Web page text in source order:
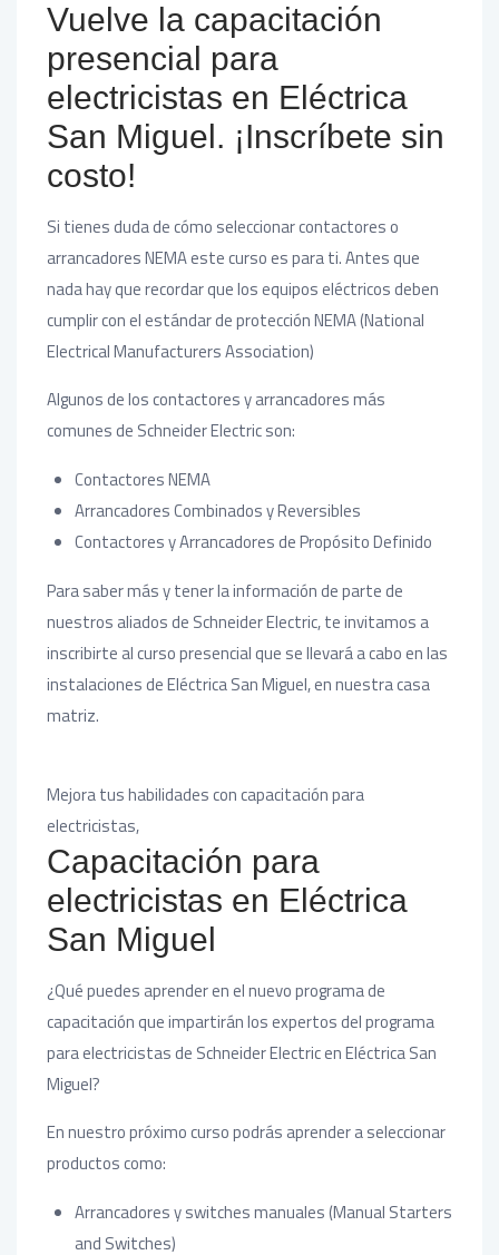
Vuelve la capacitación
presencial para
electricistas en Eléctrica
San Miguel. ¡Inscríbete sin
costo!
Si tienes duda de cómo seleccionar contactores o
arrancadores NEMA este curso es para ti. Antes que
nada hay que recordar que los equipos eléctricos deben
cumplir con el estándar de protección NEMA (National
Electrical Manufacturers Association)
Algunos de los contactores y arrancadores más
comunes de Schneider Electric son:
Contactores NEMA
Arrancadores Combinados y Reversibles
Contactores y Arrancadores de Propósito Definido
Para saber más y tener la información de parte de
nuestros aliados de Schneider Electric, te invitamos a
inscribirte al curso presencial que se llevará a cabo en las
instalaciones de Eléctrica San Miguel, en nuestra casa
matriz.
Mejora tus habilidades con capacitación para
electricistas,
Capacitación para
electricistas en Eléctrica
San Miguel
¿Qué puedes aprender en el nuevo programa de
capacitación que impartirán los expertos del programa
para electricistas de Schneider Electric en Eléctrica San
Miguel?
En nuestro próximo curso podrás aprender a seleccionar
productos como:
Arrancadores y switches manuales (Manual Starters
and Switches)